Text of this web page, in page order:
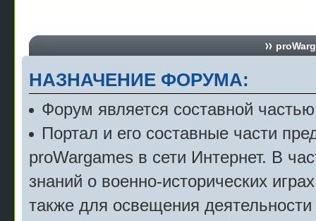
НАЗНАЧЕНИЕ ФОРУМА:
Форум является составной
Портал и его составные части
proWargames в сети Интернет. В
знаний о военно-исторических
также для освещения